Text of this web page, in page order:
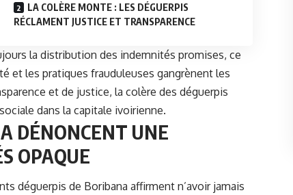
LA COLÈRE MONTE : LES DÉGUERPIS
RÉCLAMENT JUSTICE ET TRANSPARENCE
la distribution des indemnités promises, ce
et les pratiques frauduleuses gangrènent les
et de justice, la colère des déguerpis
dans la capitale ivoirienne.
DÉNONCENT UNE
OPAQUE
déguerpis de Boribana affirment n’avoir jamais